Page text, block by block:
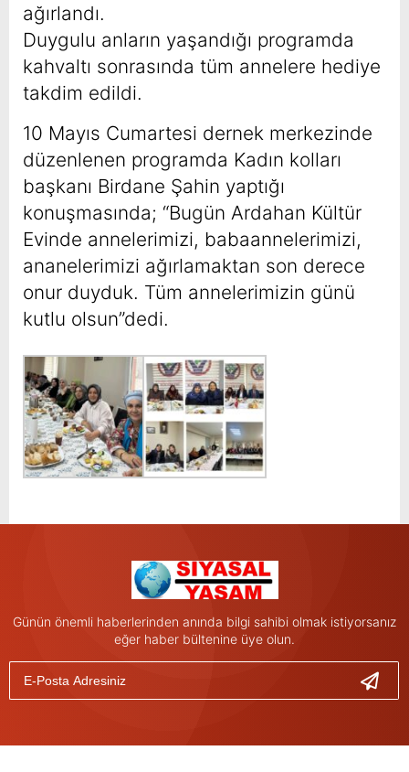
ağırlandı.
Duygulu anların yaşandığı programda
kahvaltı sonrasında tüm annelere hediye
takdim edildi.
10 Mayıs Cumartesi dernek merkezinde
düzenlenen programda Kadın kolları
başkanı Birdane Şahin yaptığı
konuşmasında; “Bugün Ardahan Kültür
Evinde annelerimizi, babaannelerimizi,
ananelerimizi ağırlamaktan son derece
onur duyduk. Tüm annelerimizin günü
kutlu olsun”dedi.
Günün önemli haberlerinden anında bilgi sahibi olmak istiyorsanız
eğer haber bültenine üye olun.